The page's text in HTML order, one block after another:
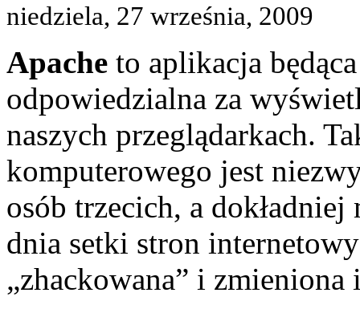
niedziela, 27 września, 2009
Apache to aplikacja
odpowiedzialna za
naszych przeglądarkach.
komputerowego jest
osób trzecich, a
dnia setki stron
„zhackowana” i